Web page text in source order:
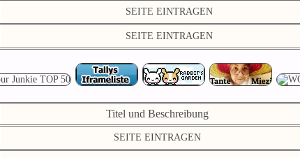
SEITE EINTRAGEN
SEITE EINTRAGEN
Titel und Beschreibung
SEITE EINTRAGEN